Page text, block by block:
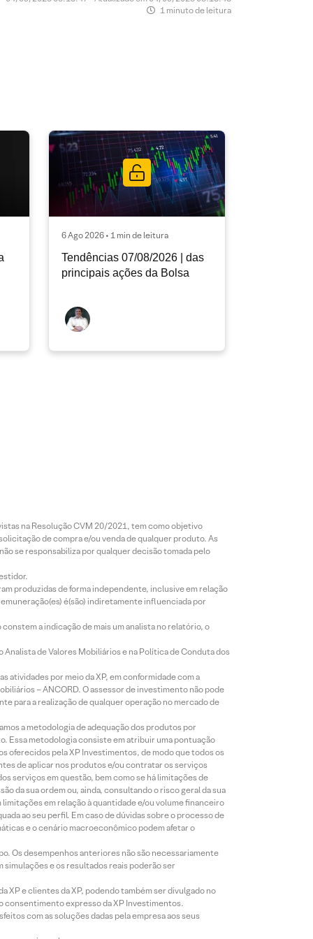
1 minuto de leitura
6 Ago 2026 • 1 min de leitura
Tendências 07/08/2026 | das
principais ações da Bolsa
na Resolução CVM 20/2021, tem como objetivo
de compra e/ou venda de qualquer produto. As
se responsabiliza por qualquer decisão tomada pelo
produzidas de forma independente, inclusive em relação
é(são) indiretamente influenciada por
a indicação de mais um analista no relatório, o
de Valores Mobiliários e na Política de Conduta dos
atividades por meio da XP, em conformidade com a
– ANCORD. O assessor de investimento não pode
para a realização de qualquer operação no mercado de
a metodologia de adequação dos produtos por
Essa metodologia consiste em atribuir uma pontuação
oferecidos pela XP Investimentos, de modo que todos os
de aplicar nos produtos e/ou contratar os serviços
serviços em questão, bem como se há limitações de
da sua ordem ou, ainda, consultando o risco geral da sua
em relação à quantidade e/ou volume financeiro
ao seu perfil. Em caso de dúvidas sobre o processo de
e o cenário macroeconômico podem afetar o
Os desempenhos anteriores não são necessariamente
e os resultados reais poderão ser
e clientes da XP, podendo também ser divulgado no
consentimento expresso da XP Investimentos.
com as soluções dadas pela empresa aos seus